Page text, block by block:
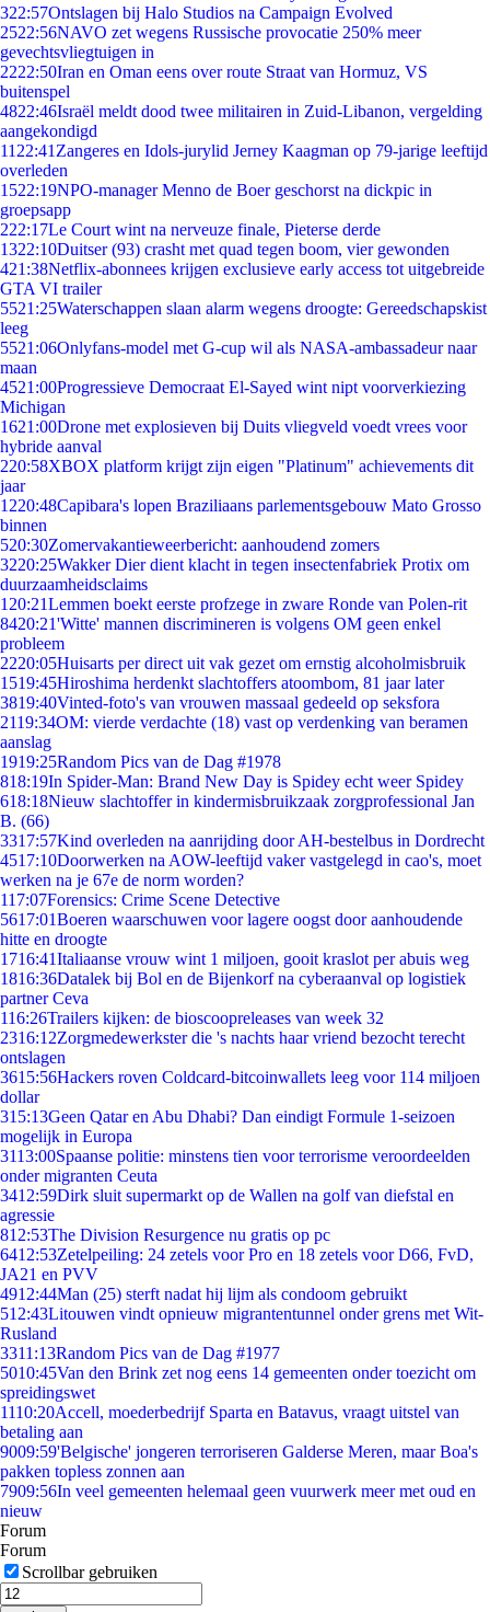
322:57Ontslagen bij Halo Studios na Campaign Evolved
2522:56NAVO zet wegens Russische provocatie 250% meer
gevechtsvliegtuigen in
2222:50Iran en Oman eens over route Straat van Hormuz, VS
buitenspel
4822:46Israël meldt dood twee militairen in Zuid-Libanon, vergelding
aangekondigd
11 22:41 Zangeres en Idols-jurylid Jerney Kaagman op 79-jarige leeftijd
overleden
1522:19NPO-manager Menno de Boer geschorst na dickpic in
groepsapp
222:17Le Court wint na nerveuze finale, Pieterse derde
1322:10Duitser (93) crasht met quad tegen boom, vier gewonden
421:38Netflix-abonnees krijgen exclusieve early access tot uitgebreide
GTA VI trailer
5521:25Waterschappen slaan alarm wegens droogte: Gereedschapskist
leeg
5521:06Onlyfans-model met G-cup wil als NASA-ambassadeur naar
maan
4521:00Progressieve Democraat El-Sayed wint nipt voorverkiezing
Michigan
1621:00Drone met explosieven bij Duits vliegveld voedt vrees voor
hybride aanval
220:58XBOX platform krijgt zijn eigen "Platinum" achievements dit
jaar
1220:48Capibara's lopen Braziliaans parlementsgebouw Mato Grosso
binnen
520:30Zomervakantieweerbericht: aanhoudend zomers
3220:25Wakker Dier dient klacht in tegen insectenfabriek Protix om
duurzaamheidsclaims
1 20:21Lemmen boekt eerste profzege in zware Ronde van Polen-rit
8420:21'Witte' mannen discrimineren is volgens OM geen enkel
probleem
2220:05Huisarts per direct uit vak gezet om ernstig alcoholmisbruik
1519:45Hiroshima herdenkt slachtoffers atoombom, 81 jaar later
3819:40Vinted-foto's van vrouwen massaal gedeeld op seksfora
2119:34OM: vierde verdachte (18) vast op verdenking van beramen
aanslag
1919:25Random Pics van de Dag #1978
818:19In Spider-Man: Brand New Day is Spidey echt weer Spidey
618:18Nieuw slachtoffer in kindermisbruikzaak zorgprofessional Jan
B. (66)
3317:57Kind overleden na aanrijding door AH-bestelbus in Dordrecht
4517:10Doorwerken na AOW-leeftijd vaker vastgelegd in cao's, moet
werken na je 67e de norm worden?
117:07Forensics: Crime Scene Detective
5617:01Boeren waarschuwen voor lagere oogst door aanhoudende
hitte en droogte
1716:41Italiaanse vrouw wint 1 miljoen, gooit kraslot per abuis weg
1816:36Datalek bij Bol en de Bijenkorf na cyberaanval op logistiek
partner Ceva
116:26Trailers kijken: de bioscoopreleases van week 32
2316:12Zorgmedewerkster die 's nachts haar vriend bezocht terecht
ontslagen
3615:56Hackers roven Coldcard-bitcoinwallets leeg voor 114 miljoen
dollar
315:13Geen Qatar en Abu Dhabi? Dan eindigt Formule 1-seizoen
mogelijk in Europa
3113:00Spaanse politie: minstens tien voor terrorisme veroordeelden
onder migranten Ceuta
3412:59Dirk sluit supermarkt op de Wallen na golf van diefstal en
agressie
812:53The Division Resurgence nu gratis op pc
6412:53Zetelpeiling: 24 zetels voor Pro en 18 zetels voor D66, FvD,
JA21 en PVV
4912:44Man (25) sterft nadat hij lijm als condoom gebruikt
512:43Litouwen vindt opnieuw migrantentunnel onder grens met Wit-
Rusland
3311:13Random Pics van de Dag #1977
5010:45Van den Brink zet nog eens 14 gemeenten onder toezicht om
spreidingswet
1110:20Accell, moederbedrijf Sparta en Batavus, vraagt uitstel van
betaling aan
9009:59'Belgische' jongeren terroriseren Galderse Meren, maar Boa's
pakken topless zonnen aan
7909:56In veel gemeenten helemaal geen vuurwerk meer met oud en
nieuw
Forum
Forum
Scrollbar gebruiken